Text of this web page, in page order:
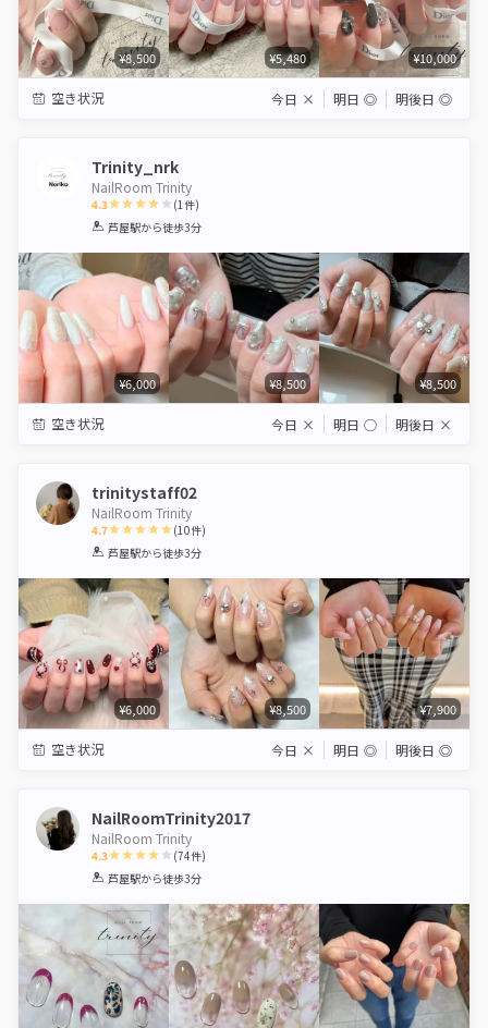
¥8,500 ¥5,480 ¥10,000
空き状況 今日 × 明日 ◎ 明後日 ◎
Trinity_nrk
NailRoom Trinity
4.3
1 2 3 4 5
(1件)
芦屋駅から徒歩3分
¥6,000 ¥8,500 ¥8,500
空き状況 今日 × 明日 ◯ 明後日 ×
trinitystaff02
NailRoom Trinity
4.7
1 2 3 4 5
(10件)
芦屋駅から徒歩3分
¥6,000 ¥8,500 ¥7,900
空き状況 今日 × 明日 ◎ 明後日 ◎
NailRoomTrinity2017
NailRoom Trinity
4.3
1 2 3 4 5
(74件)
芦屋駅から徒歩3分